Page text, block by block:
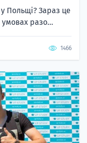
у Польщі? Зараз це
разо...
1466